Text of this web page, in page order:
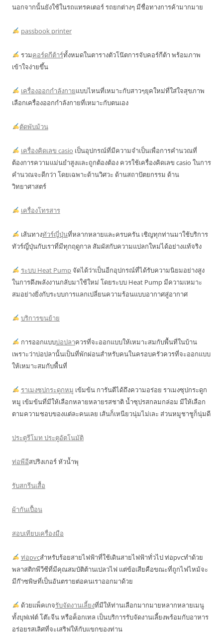
นอกจากนั้นยังใช้ในรถแทรคเตอร์ รถยกต่างๆ มีชื่อทางการค้ามากมาย
passbook printer
รวมคอร์ดกีต้าร์ทั้งหมดในตารางตัวโน๊ตการจับคอร์กีต้า พร้อมภาพ
เข้าใจง่ายขึ้น
เครื่องออกกำลังกายแบบไหนที่เหมาะกับสาวๆยุคใหม่ที่ใส่ใจสุขภาพ
เลือกเครื่องออกกำลังกายที่เหมาะกับตนเอง
ตัดพับม้วน
เครื่องคิดเลข casio เป็นอุปกรณ์ที่มีความจำเป็นเพื่อการคำนวณที่
ต้องการความแม่นยำสูงและถูกต้องต้อง ควรใช้เครื่องคิดเลข casio ในการ
คำนวณจะดีกว่า โดยเฉพาะด้านวิศวะ ด้านสถาปัตยกรรม ด้าน
วิทยาศาสตร์
เครื่องโทรสาร
เส้นทางทัวร์ญี่ปุ่นที่หลากหลายและครบครัน เชิญทุกท่านมาใช้บริการ
ทัวร์ญี่ปุ่นกับเราที่มีทุกฤดูกาล สัมผัสกับความแปลกใหม่ได้อย่างแท้จริง
ระบบ Heat Pumpจัดได้ว่าเป็นอีกอุปกรณ์ที่ได้รับความนิยมอย่างสูง
ในการดึงพลังงานกลับมาใช้ใหม่ โดยระบบ Heat Pump มีความเหมาะ
สมอย่างยิ่งกับระบบการแลกเปลี่ยนความร้อนแบบอากาศสู่อากาศ
บริการขนย้าย
การออกแบบบ่อปลาควรที่จะออกแบบให้เหมาะสมกับพื้นที่ในบ้าน
เพราะว่าบ่อปลานั้นเป็นที่พักผ่อนสำหรับคนในครอบครัวควรที่จะออกแบบ
ให้เหมาะสมกับพื้นที่
ราเมงซุปกระดูกหมู เข้มข้น การันตีได้ถึงความอร่อย ราเมงซุปกระดูก
หมู เข้มข้นที่มีให้เลือกหลายหลายรสชาติ น้ำซุปรสกลมกล่อม มีให้เลือก
ตามความชอบของแต่ละคนเลย เส้นก็เหนียวนุ่มไม่เละ ส่วนหมูชาชูก็นุ่มดี
ประตูรีโมท ประตูอัตโนมัติ
ท่อพีอีสปริงเกอร์ หัวน้ำพุ
รับสกรีนเสื้อ
ผ้ากันเปื้อน
สอบเทียบเครื่องมือ
ท่อpvcสำหรับร้อยสายไฟฟ้าที่ใช้เดินสายไฟฟ้าทั่วไป ท่อpvcทำด้วย
พลาสติกพีวีซีที่มีคุณสมบัติต้านเปลวไฟ แต่ข้อเสียคือขณะที่ถูกไฟไหม้จะ
มีก๊าซพิษที่เป็นอันตรายต่อคนเราออกมาด้วย
ด้วยแพ็คเกจรับจัดงานเลี้ยงที่มีให้ท่านเลือกมากมายหลากหลายเมนู
ทั้งบุฟเฟ่ต์ โต๊ะจีน หรือค็อกเทล เป็นบริการรับจัดงานเลี้ยงพร้อมกับอาหาร
อร่อยรสเลิศที่จะเสริฟให้กับแขกของท่าน